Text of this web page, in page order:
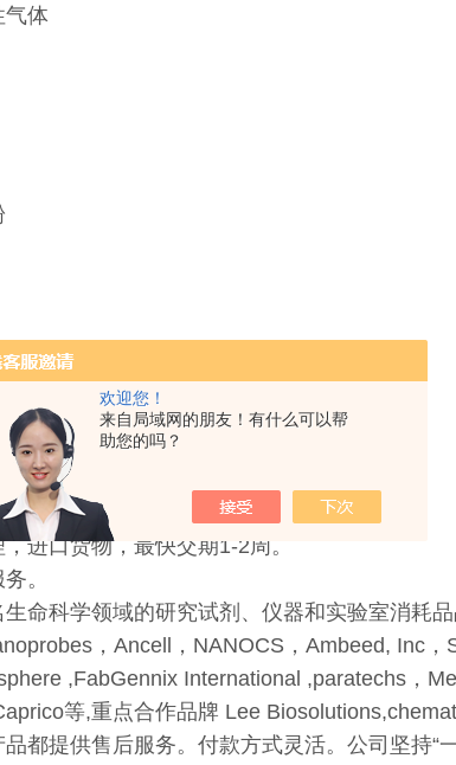
欢迎您！
来自局域网的朋友！有什么可以帮
助您的吗？
气体
的水溶性铜(I)源(例如通过使用BCMI-005)
限公司
代理。
可提供欧美实验室品牌的采购方案。
进口货物，最快交期1-2周。
。
命科学领域的研究试剂、仪器和实验室消耗
，Ancell，NANOCS，Ambeed, Inc
,FabGennix International ,paratechs，
等,重点合作品牌 Lee
都提供售后服务。付款方式灵活。公司坚持